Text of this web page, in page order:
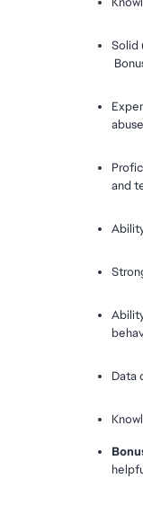
Solid
and
Data